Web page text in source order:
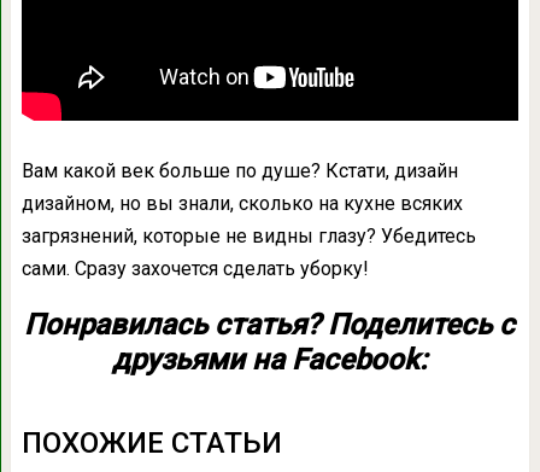
Вам какой век больше по душе? Кстати, дизайн
дизайном, но вы знали, сколько на кухне всяких
загрязнений, которые не видны глазу? Убедитесь
сами. Сразу захочется сделать уборку!
Понравилась статья? Поделитесь с
друзьями на Facebook:
ПОХОЖИЕ СТАТЬИ